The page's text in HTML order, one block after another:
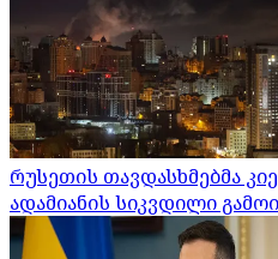
რუსეთის თავდასხმებმა
ადამიანის სიკვდილი